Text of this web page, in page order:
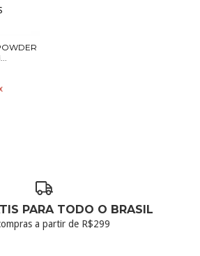
PARA TODO O BRASIL
a partir de R$299